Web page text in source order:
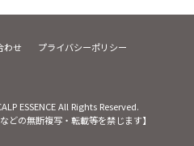
わせ プライバシーポリシー
ESSENCE All Rights Reserved.
どの無断複写・転載等を禁じます】